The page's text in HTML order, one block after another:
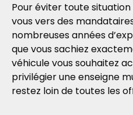
Pour éviter toute
vous vers des
nombreuses années
que vous sachiez
véhicule vous souhaitez
privilégier une enseigne
restez loin de toutes les